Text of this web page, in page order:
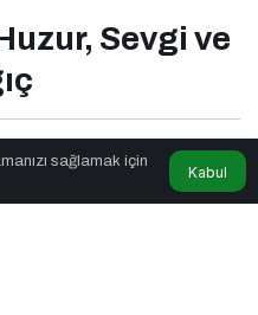
Sevgi ve
yayınlandı
sağlamak için
Kabul